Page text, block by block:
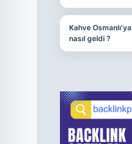
Kahve Osmanlı’ya
nasıl geldi ?